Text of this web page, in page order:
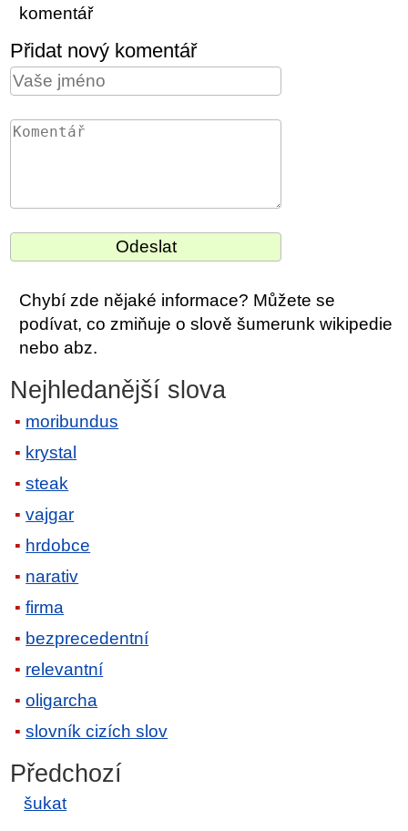
komentář
Přidat nový komentář
Chybí zde nějaké informace? Můžete se
podívat, co zmiňuje o slově šumerunk wikipedie
nebo abz.
Nejhledanější slova
moribundus
krystal
steak
vajgar
hrdobce
narativ
firma
bezprecedentní
relevantní
oligarcha
slovník cizích slov
Předchozí
šukat